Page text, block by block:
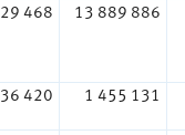
468 13 889 886
420 1 455 131